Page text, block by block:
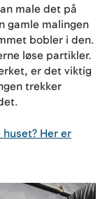
male det på
gamle malingen
bobler i den.
løse partikler.
er det viktig
trekker
Her er